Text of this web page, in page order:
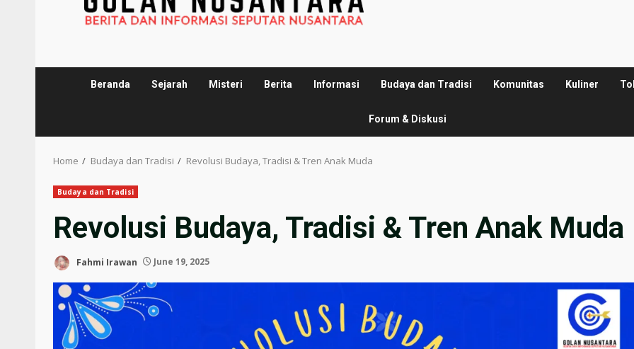
Beranda Sejarah Misteri Berita Informasi Budaya dan Tradisi Komunitas Kuliner
Forum & Diskusi
Home Budaya dan Tradisi Revolusi Budaya, Tradisi & Tren Anak Muda
Budaya dan Tradisi
Revolusi Budaya, Tradisi & Tren Anak Muda
Fahmi Irawan June 19, 2025